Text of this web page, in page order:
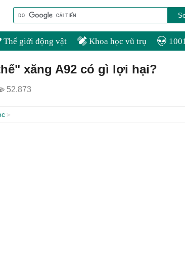
Thế giới động vật Khoa học vũ trụ
xăng A92 có gì lợi hại?
52.873